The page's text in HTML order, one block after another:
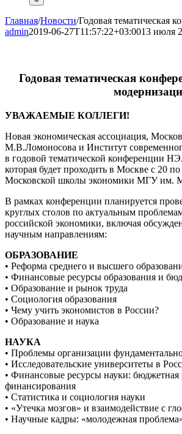
Главная/Новости/Годовая
admin2019-06-27T11:57:22+03:0013 июля
Годовая тематическая
УВАЖАЕМЫЕ КОЛЛЕГИ!
Новая экономическая ассоциация,
М.В.Ломоносова и Институт
в годовой тематической конференции
которая будет проходить в Москве с 20
Московской школы экономики МГУ им.
В рамках конференции планируется
круглых столов по актуальным
российской экономики, включая
научным направлениям:
ОБРАЗОВАНИЕ
• Реформа среднего и высшего
• Финансовые ресурсы образования и
• Образование и рынок труда
• Социология образования
• Чему учить экономистов в России?
• Образование и наука
НАУКА
• Проблемы организации
• Исследовательские университеты в
• Финансовые ресурсы науки:
финансирования
• Статистика и социология науки
• «Утечка мозгов» и взаимодействие с
• Научные кадры: «молодежная